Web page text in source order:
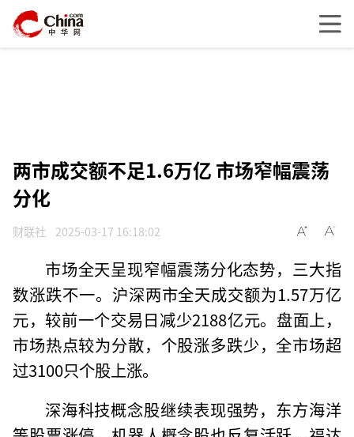
两市成交额不足1.6万亿 市场窄幅震荡
分化
财联社 2025-03-17 16:18:02
市场全天呈现窄幅震荡分化态势，三大指
数涨跌不一。沪深两市全天成交额为1.57万亿
元，较前一个交易日减少2188亿元。盘面上，
市场热点较为分散，个股涨多跌少，全市场超
过3100只个股上涨。
深海科技概念股继续表现强势，东方海洋